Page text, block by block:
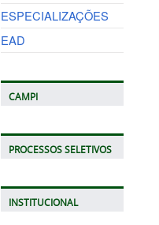
ESPECIALIZAÇÕES
EAD
CAMPI
PROCESSOS SELETIVOS
INSTITUCIONAL